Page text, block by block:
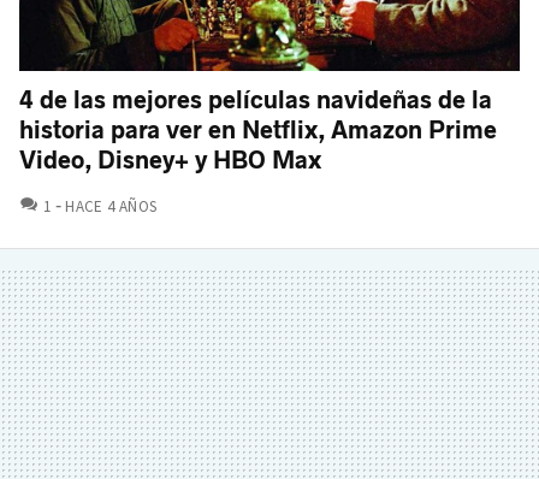
4 de las mejores películas navideñas de la
historia para ver en Netflix, Amazon Prime
Video, Disney+ y HBO Max
1 COMENTARIOS
HACE 4 AÑOS